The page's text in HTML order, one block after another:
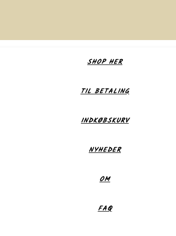
SHOP HER
TIL BETALING
INDKØBSKURV
NYHEDER
OM
FAQ